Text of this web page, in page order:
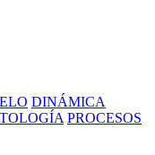
DINÁMICA
PROCESOS